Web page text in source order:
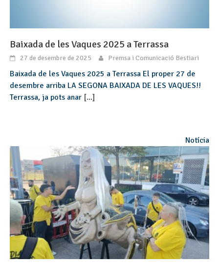
Baixada de les Vaques 2025 a Terrassa
27 de desembre de 2025 Premsa i Comunicació Bestiari
Baixada de les Vaques 2025 a Terrassa El proper 27 de
desembre arriba LA SEGONA BAIXADA DE LES VAQUES!!
Terrassa, ja pots anar [...]
Notícia